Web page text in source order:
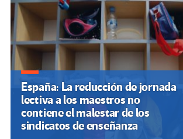
España: La reducción de jornada
lectiva a los maestros no
contiene el malestar de los
sindicatos de enseñanza